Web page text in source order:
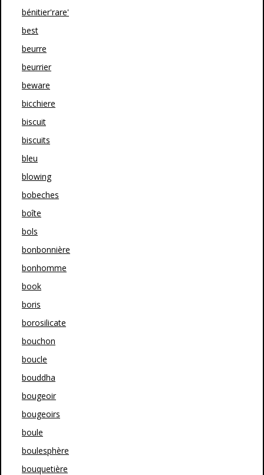
bénitier'rare'
best
beurre
beurrier
beware
bicchiere
biscuit
biscuits
bleu
blowing
bobeches
boîte
bols
bonbonnière
bonhomme
book
boris
borosilicate
bouchon
boucle
bouddha
bougeoir
bougeoirs
boule
boulesphère
bouquetière